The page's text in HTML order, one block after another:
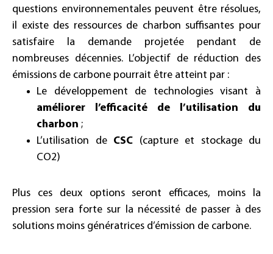
questions environnementales peuvent être résolues,
il existe des ressources de charbon suffisantes pour
satisfaire la demande projetée pendant de
nombreuses décennies. L’objectif de réduction des
émissions de carbone pourrait être atteint par :
Le développement de technologies visant à
améliorer l’efficacité de l’utilisation du
charbon ;
L’utilisation de CSC (capture et stockage du
CO2)
Plus ces deux options seront efficaces, moins la
pression sera forte sur la nécessité de passer à des
solutions moins génératrices d’émission de carbone.